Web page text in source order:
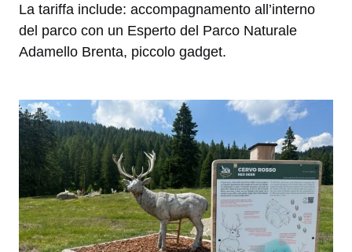
La tariffa include: accompagnamento all’interno
del parco con un Esperto del Parco Naturale
Adamello Brenta, piccolo gadget.